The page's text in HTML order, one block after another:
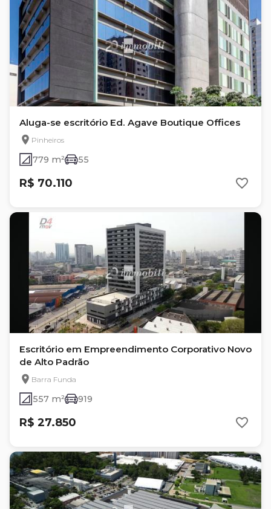
Aluga-se escritório Ed. Agave Boutique Offices
Pinheiros
779 m² 55
R$ 70.110
Escritório em Empreendimento Corporativo Novo
de Alto Padrão
Barra Funda
557 m² 919
R$ 27.850